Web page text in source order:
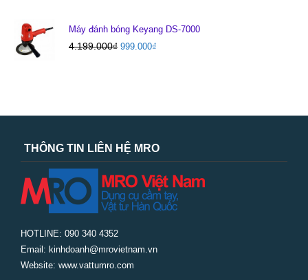
Máy đánh bóng Keyang DS-7000
4.199.000₫ 999.000₫
THÔNG TIN LIÊN HỆ MRO
HOTLINE: 090 340 4352
Email: kinhdoanh@mrovietnam.vn
Website: www.vattumro.com